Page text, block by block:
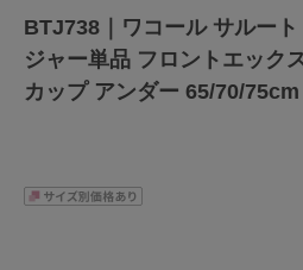
BTJ738｜ワコール サルー
ジャー単品 フロントエック
カップ アンダー 65/70/75cm